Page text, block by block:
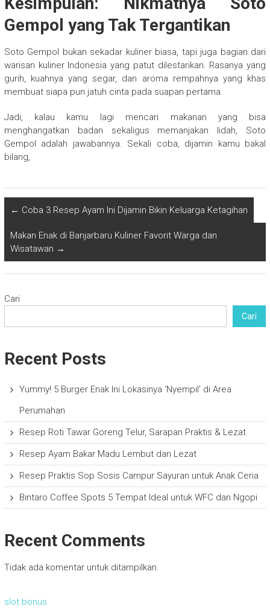
Gempol yang Tak Tergantikan
Soto Gempol bukan sekadar kuliner biasa, tapi juga bagian dari
warisan kuliner Indonesia yang patut dilestarikan. Rasanya yang
gurih, kuahnya yang segar, dan aroma rempahnya yang khas
membuat siapa pun jatuh cinta pada suapan pertama.
Jadi, kalau kamu lagi mencari makanan yang bisa
menghangatkan badan sekaligus memanjakan lidah, Soto
Gempol adalah jawabannya. Sekali coba, dijamin kamu bakal
bilang,
← Coba 3 Resep Ayam Ini Dijamin Bikin Keluarga Ketagihan
Makan Enak di Banjarbaru Kuliner Favorit Warga dan
Wisatawan →
Cari
Cari
Recent Posts
Yummy! 5 Burger Enak Ini Lokasinya ‘Nyempil’ di Area
Perumahan
Resep Roti Tawar Goreng Telur, Sarapan Praktis & Lezat
Resep Ayam Bakar Madu Lembut dan Lezat
Resep Praktis Sop Sosis Campur Sayuran untuk Anak Ceria
Bintaro Coffee Spots 5 Tempat Ideal untuk WFC dan Ngopi
Recent Comments
Tidak ada komentar untuk ditampilkan.
slot bonus